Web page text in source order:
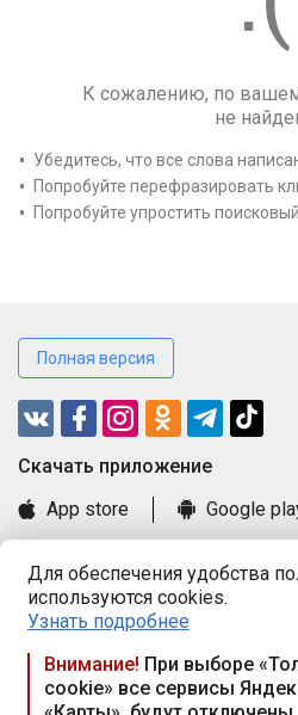
Для обеспечения удобства
используются cookies.
Узнать подробнее
Внимание! При выборе
cookie» все сервисы
К сожалению, по
не
Убедитесь, что все слова
Попробуйте перефразировать
Попробуйте упростить
Полная версия
Cкачать приложение
App store
Google
Книга замечаний и предложений
Правила и документы
Praca.by © 2000—2026, ООО
Республика Беларусь, 220114, г.
117а, пом. № 9.